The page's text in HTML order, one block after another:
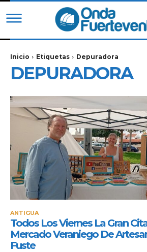
Inicio Etiquetas Depuradora
DEPURADORA
ANTIGUA
Todos Los Viernes La Gran
Mercado Veraniego De
Fuste